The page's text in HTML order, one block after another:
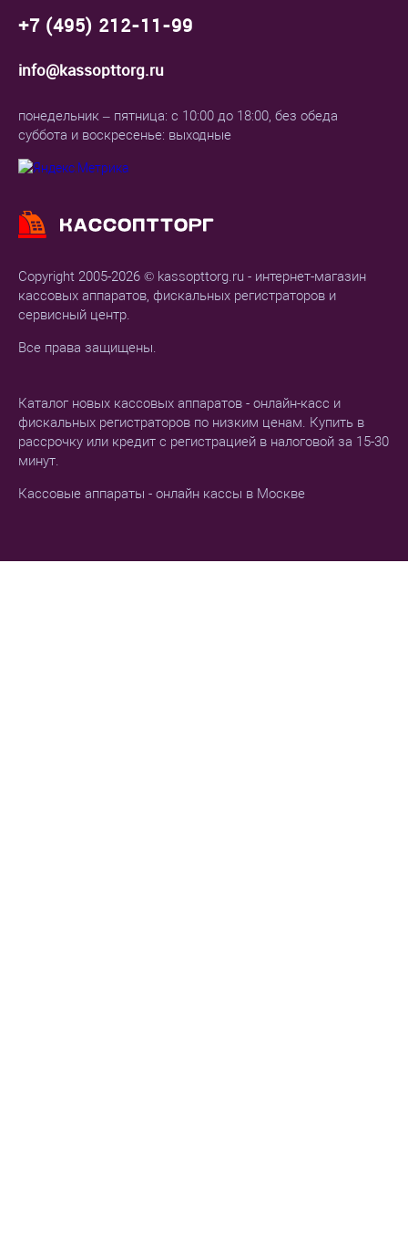
Copyright 2005-2026 © kassopttorg.ru - интернет-магазин
кассовых аппаратов, фискальных регистраторов и
сервисный центр.
Все права защищены.
Каталог новых кассовых аппаратов - онлайн-касс и
фискальных регистраторов по низким ценам. Купить в
рассрочку или кредит с регистрацией в налоговой за 15-30
минут.
Кассовые аппараты - онлайн кассы в Москве
+7 (495) 212-11-99
info@kassopttorg.ru
понедельник – пятница: с 10:00 до 18:00, без обеда
суббота и воскресенье: выходные